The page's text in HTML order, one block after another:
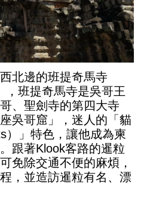
北邊的班提奇馬寺
，班提奇馬寺是吳哥王
、聖劍寺的第四大寺
吳哥窟」，迷人的「貓
）」特色，讓他成為柬
跟著Klook客路的暹粒
免除交通不便的麻煩，
，並造訪暹粒有名、漂